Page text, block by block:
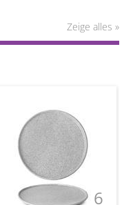
Zeige alles »
6